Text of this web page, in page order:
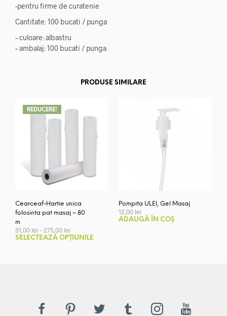
-pentru firme de curatenie
Cantitate: 100 bucati / punga
– culoare: albastru
– ambalaj: 100 bucati / punga
PRODUSE SIMILARE
REDUCERE!
Cearceaf-Hartie unica
folosinta pat masaj – 80
m
51,00 lei –275,00 lei
de
prețuri:
SELECTEAZĂ OPȚIUNILE
Pompita ULEI, Gel Masaj
12,00 lei
ADAUGĂ ÎN COȘ